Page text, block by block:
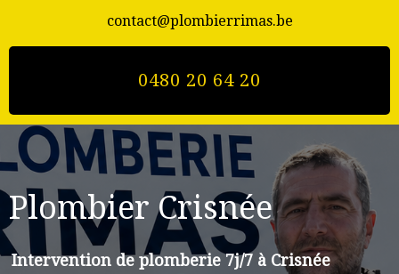
contact@plombierrimas.be
0480 20 64 20
Plombier Crisnée
Intervention de plomberie 7j/7 à Crisnée